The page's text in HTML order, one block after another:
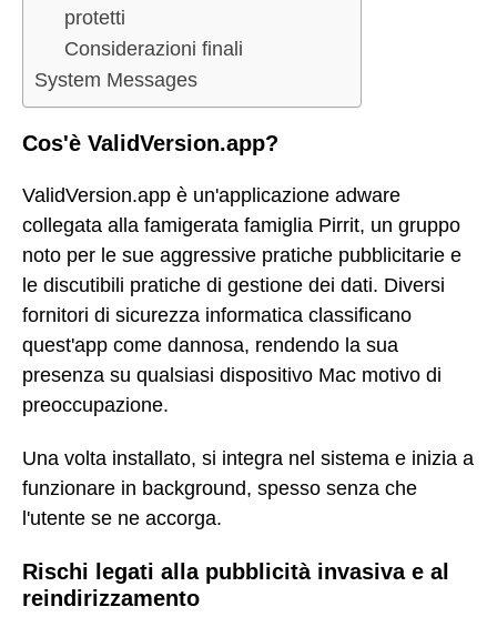
protetti
Considerazioni finali
System Messages
Cos'è ValidVersion.app?
ValidVersion.app è un'applicazione adware
collegata alla famigerata famiglia Pirrit, un gruppo
noto per le sue aggressive pratiche pubblicitarie e
le discutibili pratiche di gestione dei dati. Diversi
fornitori di sicurezza informatica classificano
quest'app come dannosa, rendendo la sua
presenza su qualsiasi dispositivo Mac motivo di
preoccupazione.
Una volta installato, si integra nel sistema e inizia a
funzionare in background, spesso senza che
l'utente se ne accorga.
Rischi legati alla pubblicità invasiva e al
reindirizzamento